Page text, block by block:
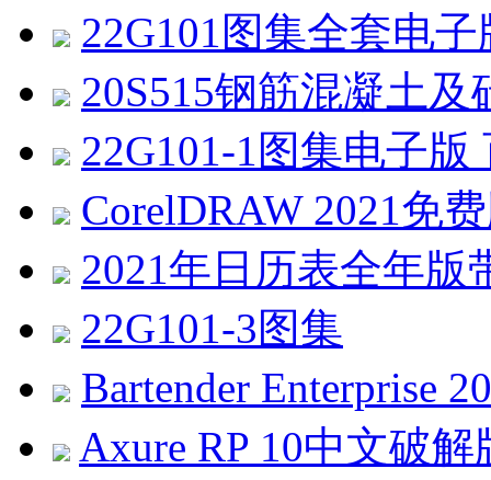
22G101图集全套电
20S515钢筋混凝土
22G101-1图集电子版
CorelDRAW 2021免
2021年日历表全年版
22G101-3图集
Bartender Enterprise
Axure RP 10中文破解